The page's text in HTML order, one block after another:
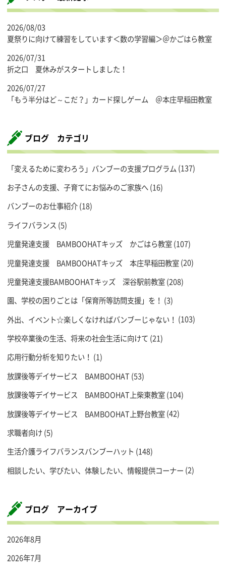
2026/08/03
夏祭りに向けて練習をしています＜数の学習編＞＠かごはら教室
2026/07/31
折之口 夏休みがスタートしました！
2026/07/27
「もう半分はど～こだ？」カード探しゲーム ＠本庄早稲田教室
ブログ カテゴリ
「変えるために変わろう」バンブーの支援プログラム (137)
お子さんの支援、子育てにお悩みのご家族へ(16)
バンブーのお仕事紹介(18)
ライフバランス (5)
児童発達支援 BAMBOOHATキッズ かごはら教室(107)
児童発達支援 BAMBOOHATキッズ 本庄早稲田教室(20)
児童発達支援BAMBOOHATキッズ 深谷駅前教室(208)
園、学校の困りごとは「保育所等訪問支援」を！ (3)
外出、イベント☆楽しくなければバンブーじゃない！ (103)
学校卒業後の生活、将来の社会生活に向けて (21)
応用行動分析を知りたい！ (1)
放課後等デイサービス BAMBOOHAT(53)
放課後等デイサービス BAMBOOHAT上柴東教室(104)
放課後等デイサービス BAMBOOHAT上野台教室(42)
求職者向け(5)
生活介護ライフバランスバンブーハット (148)
相談したい、学びたい、体験したい、情報提供コーナー (2)
ブログ アーカイブ
2026年8月
2026年7月